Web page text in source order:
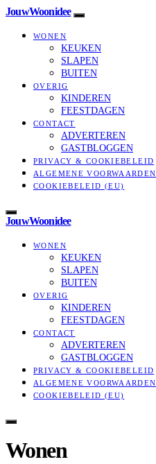
JouwWoonidee
WONEN
KEUKEN
SLAPEN
BUITEN
OVERIG
KINDEREN
FEESTDAGEN
CONTACT
ADVERTEREN
GASTBLOGGEN
PRIVACY & COOKIEBELEID
ALGEMENE VOORWAARDEN
COOKIEBELEID (EU)
JouwWoonidee
WONEN
KEUKEN
SLAPEN
BUITEN
OVERIG
KINDEREN
FEESTDAGEN
CONTACT
ADVERTEREN
GASTBLOGGEN
PRIVACY & COOKIEBELEID
ALGEMENE VOORWAARDEN
COOKIEBELEID (EU)
Wonen